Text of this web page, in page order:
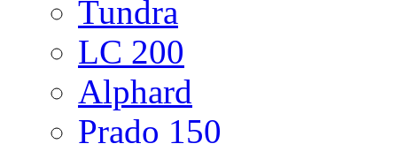
Tundra
LC 200
Alphard
Prado 150